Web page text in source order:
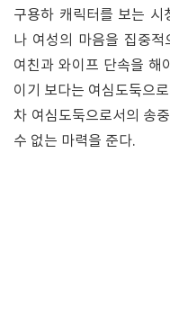
구용하 캐릭터를 보는 시
나 여성의 마음을 집중
여친과 와이프 단속을 해
이기 보다는 여심도둑으
차 여심도둑으로서의 송
수 없는 마력을 준다.